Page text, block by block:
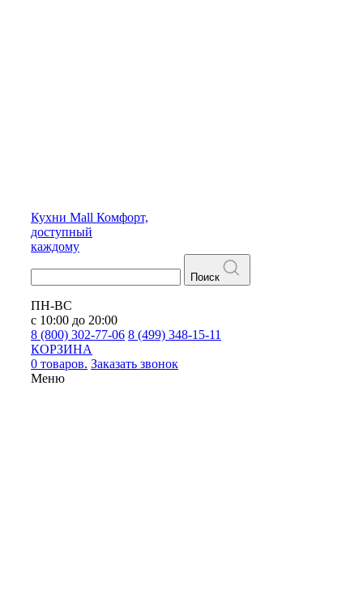
Кухни Mall Комфорт,
доступный
каждому
Поиск
ПН-ВС
с 10:00 до 20:00
8 (800) 302-77-06 8 (499) 348-15-11
КОРЗИНА
0 товаров. Заказать звонок
Меню